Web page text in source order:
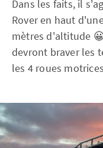
Dans les faits, il
Rover en haut
mètres d'altitude
devront braver les
les 4 roues